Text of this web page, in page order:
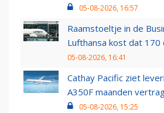
05-08-2026, 16:57
Raamstoeltje in de
Lufthansa kost dat 170
05-08-2026, 16:41
Cathay Pacific ziet
A350F maanden
05-08-2026, 15:25